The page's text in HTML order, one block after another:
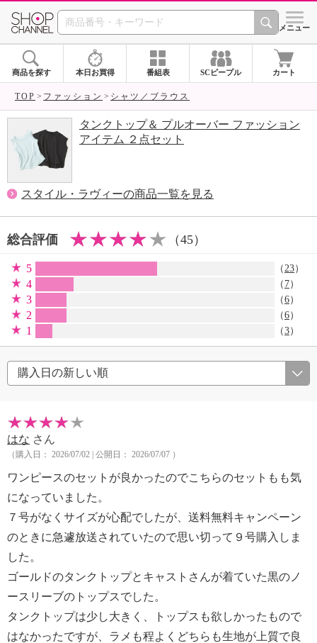
SHOP CHANNEL シメニュー
商品を探す 本日お買得 番組表 SCピープル カート
TOP ファッション シャツ／ブラウス
タンクトップ＆ プルオーバー ファッション
アイテム ２点セット
スタイル・ラヴィーの商品一覧を見る
総合評価 （45）
5 （23）
4 （ 7）
3 （6）
2 （6）
1 （3）
はな さん
（購入日： 2026/07/02 | 公開日： 2026/07/07 ）
ワンピースのセットが良かったのでこちらのセットもも気
になっていました。
７号がなくサイズが心配でしたが、送料無料キャンペーン
のときに急遽放送されていたので思い切って９号購入しま
した。
ゴールドのタンクトップとキャストさんが着ていた黒のノ
ースリーブのトップスでした。
タンクトップは少し大きく、トップスも欲しかったもので
はなかったですが、ラメも程よくどちらも生地が上質で良